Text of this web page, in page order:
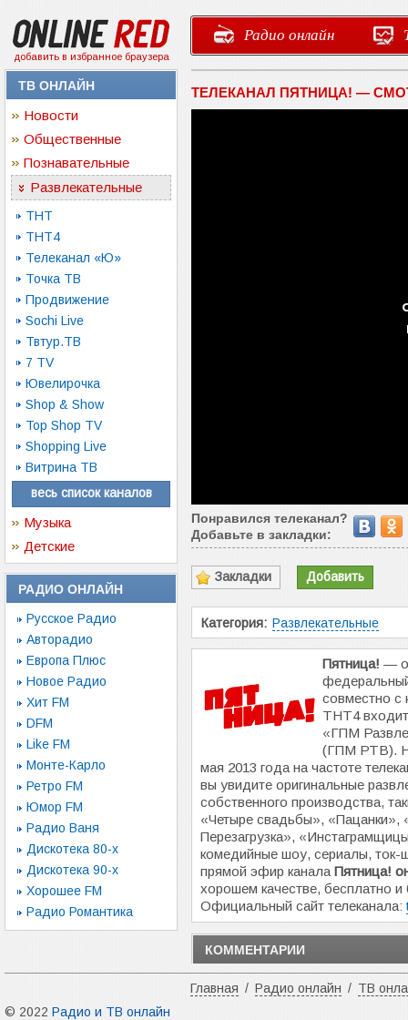
добавить в избранное браузера
Радио онлайн
ТВ ОНЛАЙН
Новости
Общественные
Познавательные
Развлекательные
ТНТ
ТНТ4
Телеканал «Ю»
Точка ТВ
Продвижение
Sochi Live
Твтур.ТВ
7 TV
Ювелирочка
Shop & Show
Top Shop TV
Shopping Live
Витрина ТВ
весь список каналов
Музыка
Детские
РАДИО ОНЛАЙН
Русское Радио
Авторадио
Европа Плюс
Новое Радио
Хит FM
DFM
Like FM
Монте-Карло
Ретро FM
Юмор FM
Радио Ваня
Дискотека 80-х
Дискотека 90-х
Хорошее FM
Радио Романтика
ТЕЛЕКАНАЛ ПЯТНИЦА! —
Понравился телеканал?
Добавьте в закладки:
Закладки Добавить
Категория: Развлекательные
Пятница! —
совместно с
ТНТ4
«ГПМ
(ГПМ РТВ).
мая 2013 года на частоте
вы увидите оригинальные
собственного производства,
«Четыре свадьбы», «Пацанки»,
Перезагрузка»,
комедийные шоу, сериалы, ток-
прямой эфир канала Пятница!
хорошем качестве, бесплатно и
Официальный сайт телеканала:
КОММЕНТАРИИ
Главная / Радио онлайн / ТВ
© 2022 Радио и ТВ онлайн